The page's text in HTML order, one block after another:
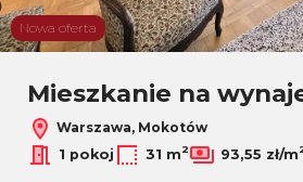
Nowa oferta
Mieszkanie na
Warszawa, Mokotów
1 pokoj
31 m2 93,55 zł/m